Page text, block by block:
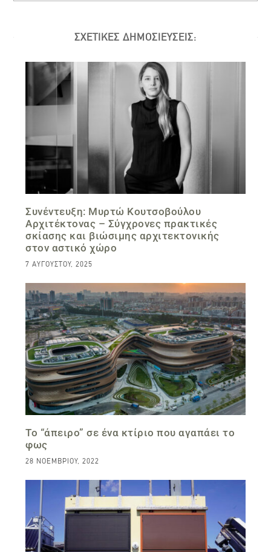
ΣΧΕΤΙΚΕΣ ΔΗΜΟΣΙΕΥΣΕΙΣ:
Συνέντευξη: Μυρτώ Κουτσοβούλου
Aρχιτέκτονας – Σύγχρονες πρακτικές
σκίασης και βιώσιμης αρχιτεκτονικής
στον αστικό χώρο
7 ΑΥΓΟΎΣΤΟΥ, 2025
Το “άπειρο” σε ένα κτίριο που αγαπάει το
φως
28 ΝΟΕΜΒΡΊΟΥ, 2022